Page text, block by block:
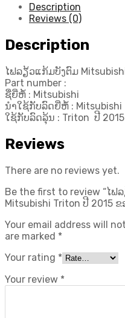
Mitsubishi Triton ປີ
ຂອງ
ແທ້
Description
Reviews (0)
Description
ໄຟລຽ້ວແກ້ມບັງຕົມ
Part number :
ຊື່ຍີ່ຫໍ້ : Mitsubishi
ນຳໃຊ້ກັບລົດຍີ່ຫໍ້ : Mitsubishi
ໃຊ້ກັບລົດລຸ້ນ : Triton ປີ 2015
Reviews
There are no reviews yet.
Be the first to review “ໄຟ
Mitsubishi Triton ປີ 2015 ຂ
Your email address will
are marked *
Your rating *
Your review *